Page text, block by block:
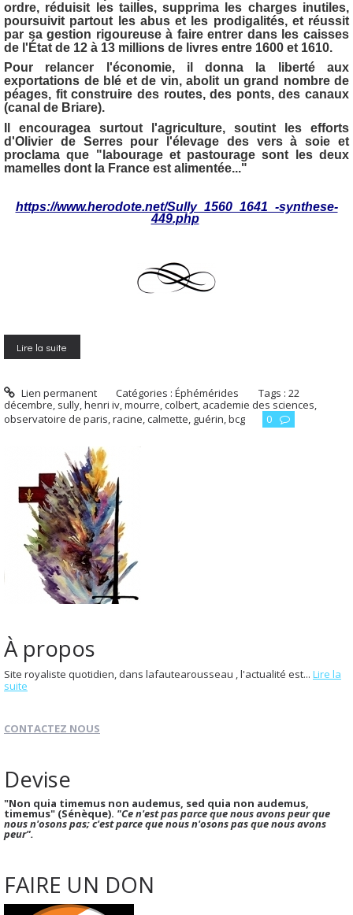
ordre, réduisit les tailles, supprima les charges inutiles,
poursuivit partout les abus et les prodigalités, et réussit
par sa gestion rigoureuse à faire entrer dans les caisses
de l'État de 12 à 13 millions de livres entre 1600 et 1610.
Pour relancer l'économie, il donna la liberté aux
exportations de blé et de vin, abolit un grand nombre de
péages, fit construire des routes, des ponts, des canaux
(canal de Briare).
Il encouragea surtout l'agriculture, soutint les efforts
d'Olivier de Serres pour l'élevage des vers à soie et
proclama que "labourage et pastourage sont les deux
mamelles dont la France est alimentée..."
https://www.herodote.net/Sully_1560_1641_-synthese-
449.php
Lire la suite
Lien permanent Catégories :Éphémérides Tags :22
décembre, sully,henri iv,mourre,colbert, academie des sciences,
observatoire de paris,racine,calmette, guérin,bcg 0
À propos
Site royaliste quotidien, dans lafautearousseau , l'actualité est... Lire la
suite
CONTACTEZ NOUS
Devise
"Non quia timemus non audemus, sed quia non audemus,
timemus" (Sénèque). "Ce n'est pas parce que nous avons peur que
nous n'osons pas; c'est parce que nous n'osons pas que nous avons
peur".
FAIRE UN DON